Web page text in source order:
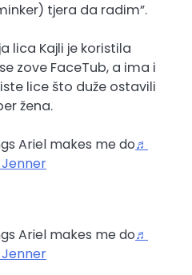
tjera da radim”.
lica Kajli je koristila
zove FaceTub, a ima i
lice što duže ostavili
žena.
Ariel makes me do♬
Jenner
Ariel makes me do♬
Jenner